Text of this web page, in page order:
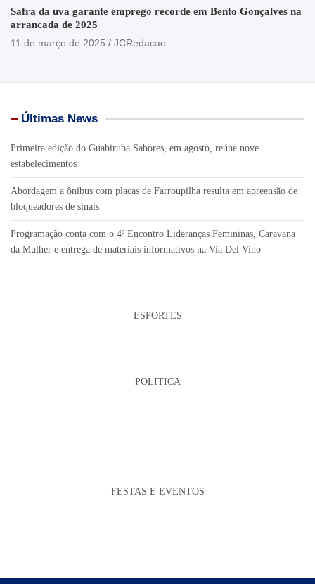
Safra da uva garante emprego recorde em Bento Gonçalves na
arrancada de 2025
11 de março de 2025
JCRedacao
Últimas News
Primeira edição do Guabiruba Sabores, em agosto, reúne nove
estabelecimentos
Abordagem a ônibus com placas de Farroupilha resulta em apreensão de
bloqueadores de sinais
Programação conta com o 4º Encontro Lideranças Femininas, Caravana
da Mulher e entrega de materiais informativos na Via Del Vino
ESPORTES
POLITICA
FESTAS E EVENTOS